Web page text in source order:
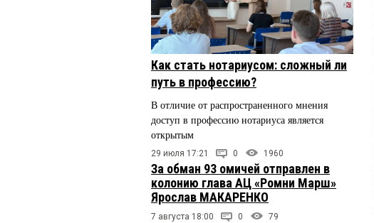
Как стать нотариусом: сложный ли
путь в профессию?
В отличие от распространенного мнения
доступ в профессию нотариуса является
открытым
29 июля 17:21 0 1960
За обман 93 омичей отправлен в
колонию глава АЦ «Ромни Марш»
Ярослав МАКАРЕНКО
7 августа 18:00 0 79